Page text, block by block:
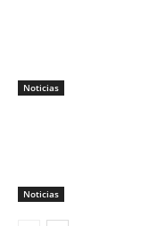
Noticias
Noticias